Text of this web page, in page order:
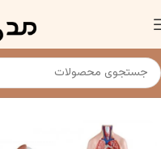
خانه مولاژ و مانکن پزشکی